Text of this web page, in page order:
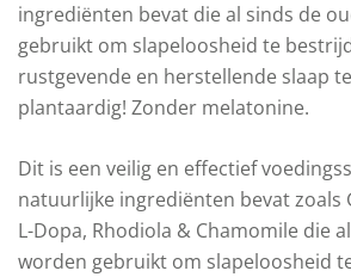
ingrediënten bevat die al sinds de
gebruikt om slapeloosheid te
rustgevende en herstellende slaap
plantaardig! Zonder melatonine.
Dit is een veilig en effectief
natuurlijke ingrediënten bevat zoals
L-Dopa, Rhodiola & Chamomile die
worden gebruikt om slapeloosheid